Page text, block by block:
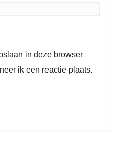
in deze browser
ik een reactie plaats.